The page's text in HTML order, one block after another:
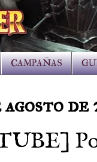
CAMPAÑAS
agosto de